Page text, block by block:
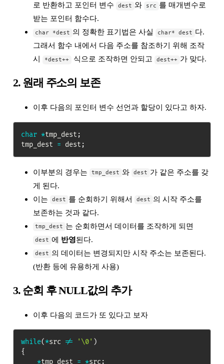
로 반환하고 포인터 변수
dest 와 src 를 매개변수로
받는 포인터 함수다.
char *dest 의 정확한 표기법은 사실 char* dest 다.
그래서 함수 내에서 다음 주소를 참조하기 위해 조작
시
*dest++ 식으로 조작하면 안되고 dest++ 가 맞다.
2. 원래 주소의 보존
이후 다음의 포인터 변수 선언과 할당이 있다고 하자.
char *tmp_dest ;
tmp_dest = dest ;
이부분의 경우는 tmp_dest 와 dest 가 같은 주소를 갖
게 된다.
이는
dest 를 순회하기 위해서 dest 의 시작 주소를
보존하는 것과 같다.
tmp_dest 는 순회하면서 데이터를 조작하게 되면
dest 에 반영된다.
dest 의 데이터는 변경되지만 시작 주소는 보존된다.
(반환 등에 유용하게 사용)
3. 순회 후 NULL값의 추가
이후 다음의 코드가 또 있다고 보자
while(*src != '\0' )
{
*tmp_dest = *src ;